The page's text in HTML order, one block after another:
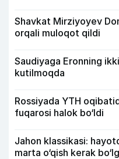
Shavkat Mirziyoyev
orqali muloqot qildi
Saudiyaga Eronning
kutilmoqda
Rossiyada YTH
fuqarosi halok bo‘ldi
Jahon klassikasi:
marta o‘qish kerak